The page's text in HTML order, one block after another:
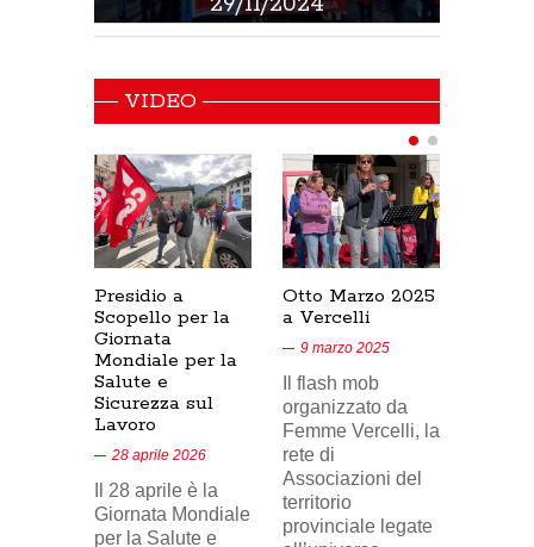
VIDEO
Presidio a
Scopello per la
Giornata
Mondiale per la
Salute e
Sicurezza sul
Lavoro
28 aprile 2026
Il 28 aprile è la
Giornata Mondiale
per la Salute e
Otto Marzo 2025
a Vercelli
9 marzo 2025
Il flash mob
organizzato da
Femme Vercelli, la
rete di
Associazioni del
territorio
provinciale legate